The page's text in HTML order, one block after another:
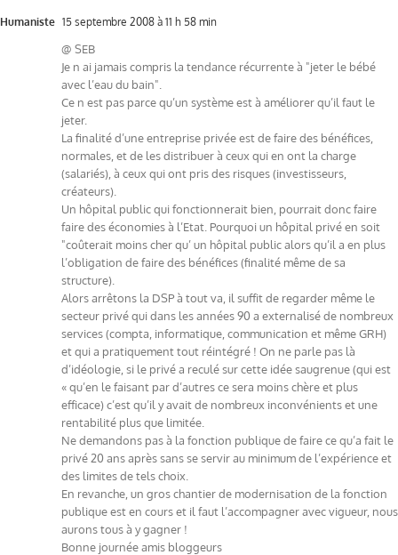
Humaniste 15 septembre 2008 à 11 h 58 min
@ SEB
Je n ai jamais compris la tendance récurrente à "jeter le bébé
avec l’eau du bain".
Ce n est pas parce qu’un système est à améliorer qu’il faut le
jeter.
La finalité d’une entreprise privée est de faire des bénéfices,
normales, et de les distribuer à ceux qui en ont la charge
(salariés), à ceux qui ont pris des risques (investisseurs,
créateurs).
Un hôpital public qui fonctionnerait bien, pourrait donc faire
faire des économies à l’Etat. Pourquoi un hôpital privé en soit
"coûterait moins cher qu’ un hôpital public alors qu’il a en plus
l’obligation de faire des bénéfices (finalité même de sa
structure).
Alors arrêtons la DSP à tout va, il suffit de regarder même le
secteur privé qui dans les années 90 a externalisé de nombreux
services (compta, informatique, communication et même GRH)
et qui a pratiquement tout réintégré ! On ne parle pas là
d’idéologie, si le privé a reculé sur cette idée saugrenue (qui est
« qu’en le faisant par d’autres ce sera moins chère et plus
efficace) c’est qu’il y avait de nombreux inconvénients et une
rentabilité plus que limitée.
Ne demandons pas à la fonction publique de faire ce qu’a fait le
privé 20 ans après sans se servir au minimum de l’expérience et
des limites de tels choix.
En revanche, un gros chantier de modernisation de la fonction
publique est en cours et il faut l’accompagner avec vigueur, nous
aurons tous à y gagner !
Bonne journée amis bloggeurs